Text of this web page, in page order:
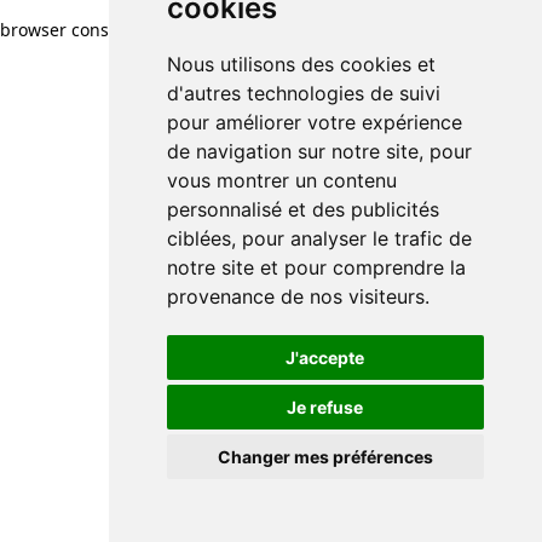
cookies
Nous utilisons des cookies et
d'autres technologies de suivi
pour améliorer votre expérience
de navigation sur notre site, pour
vous montrer un contenu
personnalisé et des publicités
ciblées, pour analyser le trafic de
notre site et pour comprendre la
provenance de nos visiteurs.
J'accepte
Je refuse
Changer mes préférences
browser console for more information)